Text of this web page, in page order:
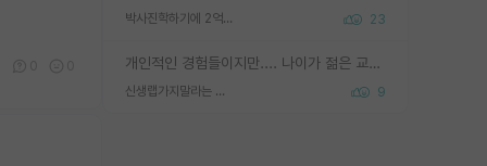
박사진학하기에 2억은 괜찮은 (?) 정도의 경제력인가요 23
개인적인 경험들이지만.... 나이가 젊은 교수일수록 꼰대라는 가면을 쓴 채로 무례함을 행동하는 경우가 거의 90% 정도였음. 나이가 어린데 다른 또래들과 달리 명예, 권력, 재력까지 얻었으니 세상 다 가진 기분이겠지. 오히러 나이 든 교수들이 행동과 말을 더 조심하시더라.
신생랩가지말라는 이유가 있었구나 9